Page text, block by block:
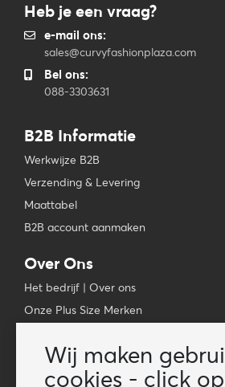
Wij maken
cookies - click op
Heb je een vraag?
e-mail ons:
sales@curvyfashionplaza.com
Bel ons:
088-3303631
B2B Informatie
Werkwijze B2B
Verzending & Levering
Maattabel
B2B account aanmaken
Over Ons
Het bedrijf | Over ons
Onze Plus Size Merken
Privacybeleid